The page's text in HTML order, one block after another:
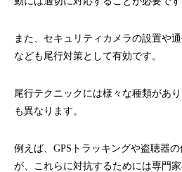
また、セキュリティカメラの設置や
なども尾行対策として有効です。
尾行テクニックには様々な種類があ
も異なります。
例えば、GPSトラッキングや盗聴器
が、これらに対抗するためには専門